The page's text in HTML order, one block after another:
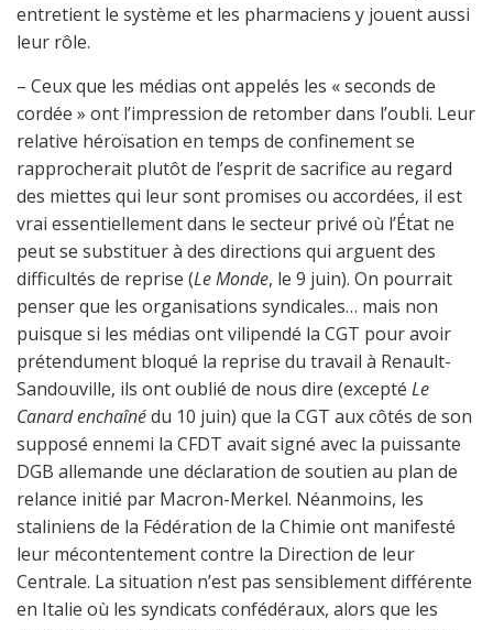
entretient le système et les pharmaciens y jouent aussi
leur rôle.
– Ceux que les médias ont appelés les « seconds de
cordée » ont l’impression de retomber dans l’oubli. Leur
relative héroïsation en temps de confinement se
rapprocherait plutôt de l’esprit de sacrifice au regard
des miettes qui leur sont promises ou accordées, il est
vrai essentiellement dans le secteur privé où l’État ne
peut se substituer à des directions qui arguent des
difficultés de reprise (Le Monde, le 9 juin). On pourrait
penser que les organisations syndicales… mais non
puisque si les médias ont vilipendé la CGT pour avoir
prétendument bloqué la reprise du travail à Renault-
Sandouville, ils ont oublié de nous dire (excepté Le
Canard enchaînédu 10 juin) que la CGT aux côtés de son
supposé ennemi la CFDT avait signé avec la puissante
DGB allemande une déclaration de soutien au plan de
relance initié par Macron-Merkel. Néanmoins, les
staliniens de la Fédération de la Chimie ont manifesté
leur mécontentement contre la Direction de leur
Centrale. La situation n’est pas sensiblement différente
en Italie où les syndicats confédéraux, alors que les